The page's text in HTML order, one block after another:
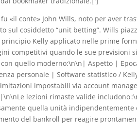
«il conte» John Wills, noto per aver
sul cosiddetto “unit betting”. Wills
Kelly applicato nelle prime
competitivi quando le sue previsioni
con quello moderno:\n\n| Aspetto |
personale | Software statistico /
impostabili via account
lezioni rimaste valide includono
quella unità
del bankroll per reagire